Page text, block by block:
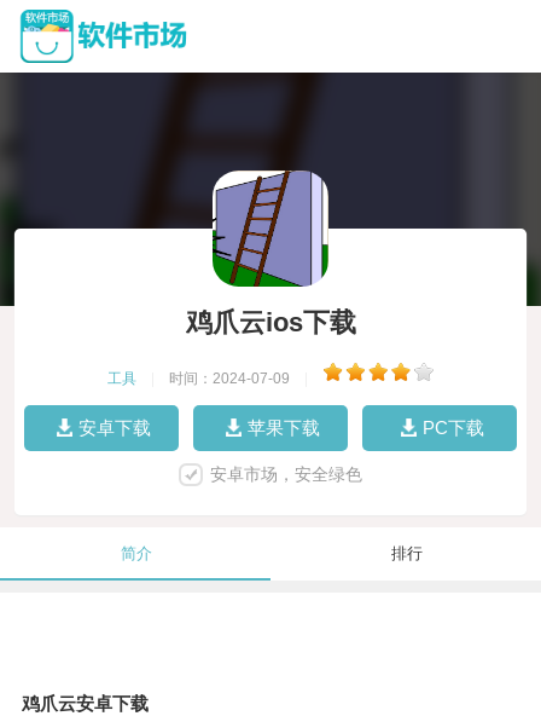
鸡爪云ios下载
工具 时间：2024-07-09
安卓下载 苹果下载 PC下载
安卓市场，安全绿色
简介 排行
鸡爪云安卓下载